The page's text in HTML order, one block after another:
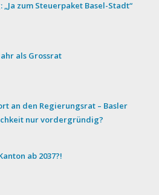
„Ja zum Steuerpaket Basel-Stadt“
als Grossrat
an den Regierungsrat – Basler
nur vordergründig?
ab 2037?!